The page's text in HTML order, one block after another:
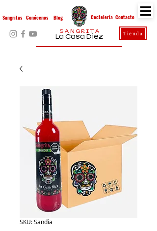
Sangritas Conócenos Contacto
Blog Coctelería
Tienda
S A N G R I T A
La Casa Diez
SKU: Sandía